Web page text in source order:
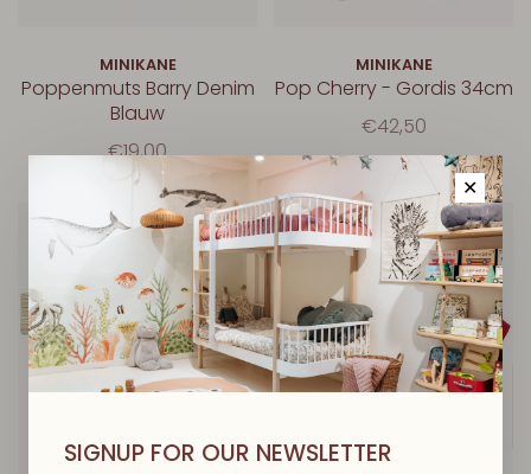
MINIKANE
Poppenmuts Barry Denim
Blauw
€19,00
MINIKANE
Pop Cherry - Gordis 34cm
€42,50
✕
SIGNUP FOR OUR NEWSLETTER